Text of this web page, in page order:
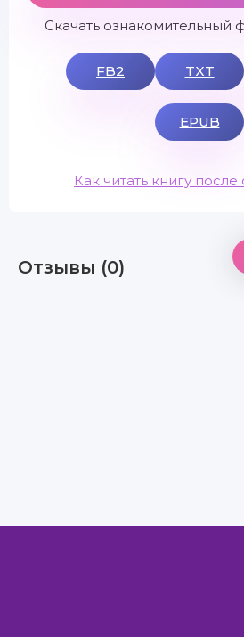
Скачать ознакомительный
FB2 TXT
EPUB
Как читать книгу
Отзывы (0)